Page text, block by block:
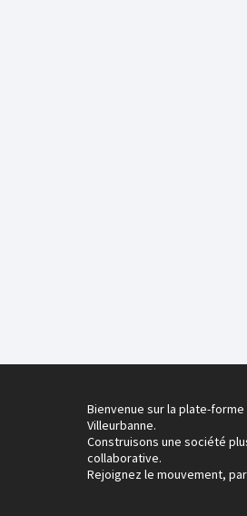
Bienvenue sur la plate-
Villeurbanne.
Construisons une société
collaborative.
Rejoignez le mouvement,